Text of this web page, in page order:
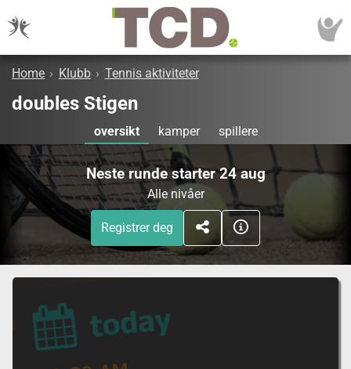
Home › Klubb › Tennis aktiviteter
doubles Stigen
oversikt kamper spillere
Neste runde starter 24 aug
Alle nivåer
Registrer deg